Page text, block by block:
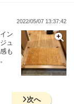
2022/05/07 13:37:42
ン
ュ
も
次へ